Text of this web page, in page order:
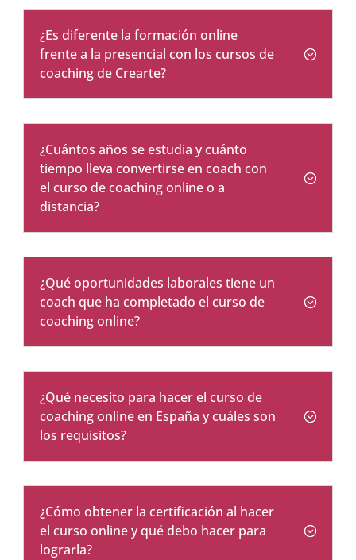
¿Es diferente la formación online
frente a la presencial con los cursos de
coaching de Crearte?
¿Cuántos años se estudia y cuánto
tiempo lleva convertirse en coach con
el curso de coaching online o a
distancia?
¿Qué oportunidades laborales tiene un
coach que ha completado el curso de
coaching online?
¿Qué necesito para hacer el curso de
coaching online en España y cuáles son
los requisitos?
¿Cómo obtener la certificación al hacer
el curso online y qué debo hacer para
lograrla?